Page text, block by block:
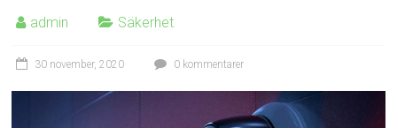
admin Säkerhet
30 november, 2020 0 kommentarer